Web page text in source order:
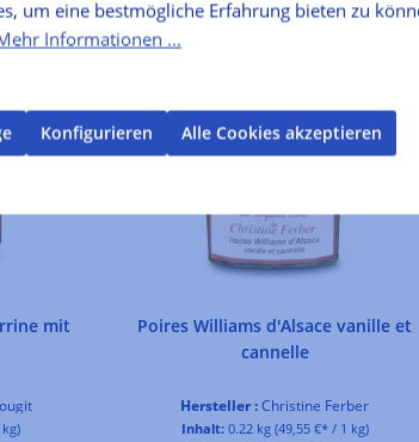
mit
Poires Williams d'Alsace vanille et
cannelle
Hersteller :Christine Ferber
Inhalt: 0.22 kg (49,55 €* / 1 kg)
um eine bestmögliche Erfahrung bieten zu
Informationen ...
Konfigurieren Alle Cookies akzeptieren